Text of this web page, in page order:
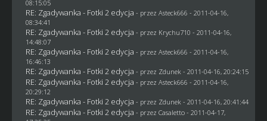
08:15:05
RE: Zgadywanka - Fotki 2 edycja - przez Asteck666 - 2011-04-16,
08:34:41
RE: Zgadywanka - Fotki 2 edycja - przez Krychu710 - 2011-04-16,
14:48:07
RE: Zgadywanka - Fotki 2 edycja - przez Asteck666 - 2011-04-16,
16:46:13
RE: Zgadywanka - Fotki 2 edycja - przez Zdunek - 2011-04-16, 20:24:15
RE: Zgadywanka - Fotki 2 edycja - przez Asteck666 - 2011-04-16,
20:29:12
RE: Zgadywanka - Fotki 2 edycja - przez Zdunek - 2011-04-16, 20:41:44
RE: Zgadywanka - Fotki 2 edycja - przez Casaletto- 2011-04-17,